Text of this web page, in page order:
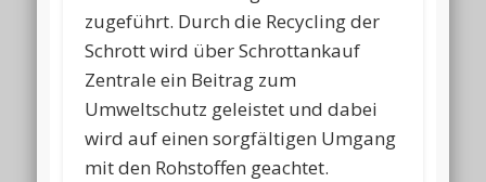
zugeführt. Durch die Recycling der
Schrott wird über Schrottankauf
Zentrale ein Beitrag zum
Umweltschutz geleistet und dabei
wird auf einen sorgfältigen Umgang
mit den Rohstoffen geachtet.